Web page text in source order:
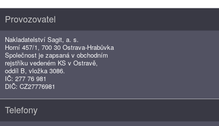
Provozovatel
Nakladatelství Sagit, a. s.
Horní 457/1, 700 30 Ostrava-Hrabůvka
Společnost je zapsaná v obchodním
rejstříku vedeném KS v Ostravě,
oddíl B, vložka 3086.
IČ: 277 76 981
DIČ: CZ27776981
Telefony